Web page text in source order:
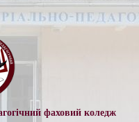
фаховий коледж